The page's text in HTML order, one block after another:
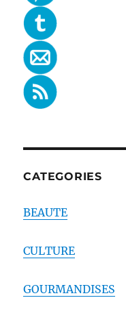
CATEGORIES
BEAUTE
CULTURE
GOURMANDISES